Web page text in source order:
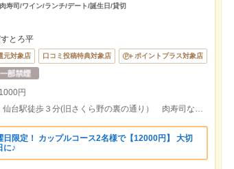
寿司/ワイン/ランチ/デート/誕生日/貸切
とろ平
元対象店 口コミ投稿特典対象店 ポイントプラス対象店
円
【個室完備・各種ご宴会に】仙台駅徒歩３分(旧さくら野の裏の通り） 肉寿司なら肉専門居酒屋20年目の当店へ
日限定！ カップルコース2名様で【12000円】 大切
に♪